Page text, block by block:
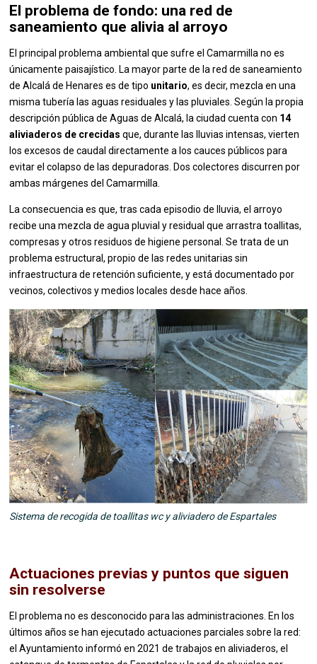
El problema de fondo: una red de
saneamiento que alivia al arroyo
El principal problema ambiental que sufre el Camarmilla no es
únicamente paisajístico. La mayor parte de la red de saneamiento
de Alcalá de Henares es de tipo unitario, es decir, mezcla en una
misma tubería las aguas residuales y las pluviales. Según la propia
descripción pública de Aguas de Alcalá, la ciudad cuenta con 14
aliviaderos de crecidas que, durante las lluvias intensas, vierten
los excesos de caudal directamente a los cauces públicos para
evitar el colapso de las depuradoras. Dos colectores discurren por
ambas márgenes del Camarmilla.
La consecuencia es que, tras cada episodio de lluvia, el arroyo
recibe una mezcla de agua pluvial y residual que arrastra toallitas,
compresas y otros residuos de higiene personal. Se trata de un
problema estructural, propio de las redes unitarias sin
infraestructura de retención suficiente, y está documentado por
vecinos, colectivos y medios locales desde hace años.
Sistema de recogida de toallitas wc y aliviadero de Espartales
Actuaciones previas y puntos que siguen
sin resolverse
El problema no es desconocido para las administraciones. En los
últimos años se han ejecutado actuaciones parciales sobre la red:
el Ayuntamiento informó en 2021 de trabajos en aliviaderos, el